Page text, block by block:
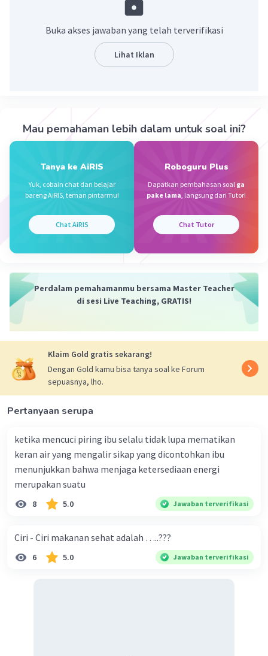
2. Bunyi dapat diserap dan dipantulkan
3. Bunyi dapat dibiaskan
·0.0
Iklan
Jawaban terverifikasi
Sifat bunyi yang terdaftar adalah:
d. dapat dipantulkan
melewati medium yang berbeda dan dapat dipantulkan
(refleksi) ketika mencapai permukaan yang reflektif.
Buka akses jawaban yang telah terverifikasi
Lihat Iklan
Mau pemahaman lebih dalam untuk soal ini?
Tanya ke AiRIS
Yuk, cobain chat dan belajar
bareng AiRIS, teman pintarmu!
Chat AiRIS
Roboguru Plus
Dapatkan pembahasan soal ga
pake lama, langsung dari Tutor!
Chat Tutor
Perdalam pemahamanmu bersama Master Teacher
di sesi Live Teaching, GRATIS!
Klaim Gold gratis sekarang!
Dengan Gold kamu bisa tanya soal ke Forum
sepuasnya, lho.
Pertanyaan serupa
ketika mencuci piring ibu selalu tidak lupa mematikan
keran air yang mengalir sikap yang dicontohkan ibu
menunjukkan bahwa menjaga ketersediaan energi
merupakan suatu
8 5.0 Jawaban terverifikasi
Ciri - Ciri makanan sehat adalah …..???
6 5.0 Jawaban terverifikasi